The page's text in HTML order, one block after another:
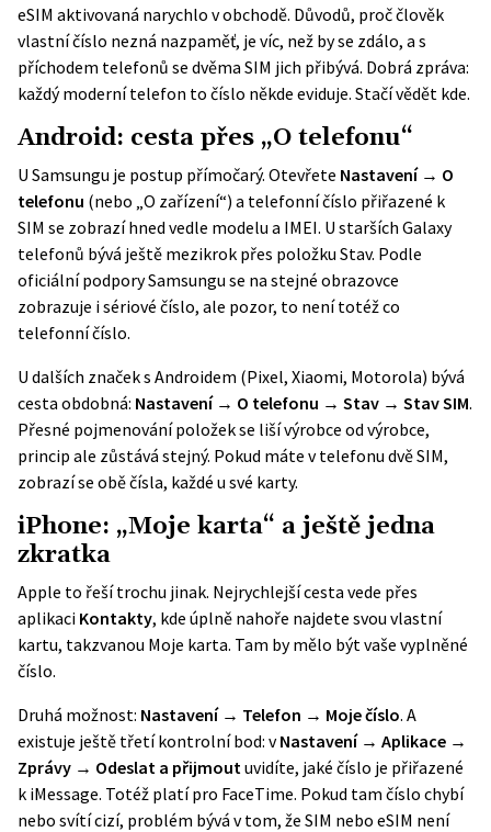
eSIM aktivovaná narychlo v obchodě. Důvodů, proč člověk
vlastní číslo nezná nazpaměť, je víc, než by se zdálo, a s
příchodem telefonů se dvěma SIM jich přibývá. Dobrá zpráva:
každý moderní telefon to číslo někde eviduje. Stačí vědět kde.
Android: cesta přes „O telefonu“
U Samsungu je postup přímočarý. Otevřete Nastavení → O
telefonu (nebo „O zařízení“) a telefonní číslo přiřazené k
SIM se zobrazí hned vedle modelu a IMEI. U starších Galaxy
telefonů bývá ještě mezikrok přes položku Stav. Podle
oficiální podpory Samsungu se na stejné obrazovce
zobrazuje i sériové číslo, ale pozor, to není totéž co
telefonní číslo.
U dalších značek s Androidem (Pixel, Xiaomi, Motorola) bývá
cesta obdobná: Nastavení → O telefonu → Stav → Stav SIM.
Přesné pojmenování položek se liší výrobce od výrobce,
princip ale zůstává stejný. Pokud máte v telefonu dvě SIM,
zobrazí se obě čísla, každé u své karty.
iPhone: „Moje karta“ a ještě jedna
zkratka
Apple to řeší trochu jinak. Nejrychlejší cesta vede přes
aplikaci Kontakty, kde úplně nahoře najdete svou vlastní
kartu, takzvanou Moje karta. Tam by mělo být vaše vyplněné
číslo.
Druhá možnost: Nastavení → Telefon → Moje číslo. A
existuje ještě třetí kontrolní bod: vNastavení → Aplikace →
Zprávy → Odeslat a přijmoutuvidíte, jaké číslo je přiřazené
k iMessage. Totéž platí pro FaceTime. Pokud tam číslo chybí
nebo svítí cizí, problém bývá v tom, že SIM nebo eSIM není